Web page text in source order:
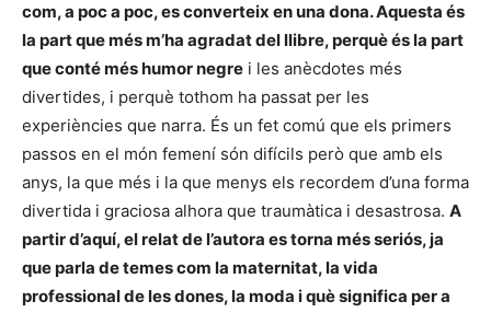
com, a poc a poc, es converteix en una dona. Aquesta és
la part que més m’ha agradat del llibre, perquè és la part
que conté més humor negre i les anècdotes més
divertides, i perquè tothom ha passat per les
experiències que narra. És un fet comú que els primers
passos en el món femení són difícils però que amb els
anys, la que més i la que menys els recordem d’una forma
divertida i graciosa alhora que traumàtica i desastrosa. A
partir d’aquí, el relat de l’autora es torna més seriós, ja
que parla de temes com la maternitat, la vida
professional de les dones, la moda i què significa per a